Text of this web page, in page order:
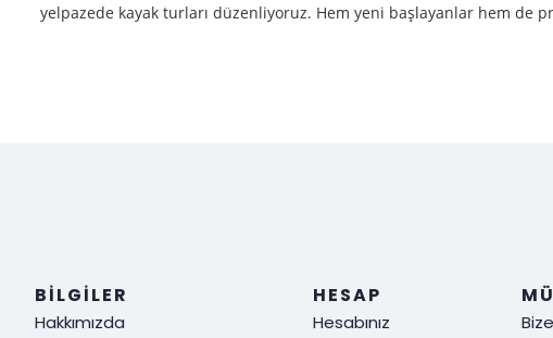
yelpazede kayak turları düzenliyoruz. Hem yeni başlayanlar hem de
Güvenlik: Kayak yaparken güvenliğiniz bizim için her şeyden önce
Müşteri Memnuniyeti: Sizin tatmin olmanız bizim için her şey
ediyoruz!
BILGILER
Hakkımızda
HESAP
Hesabınız